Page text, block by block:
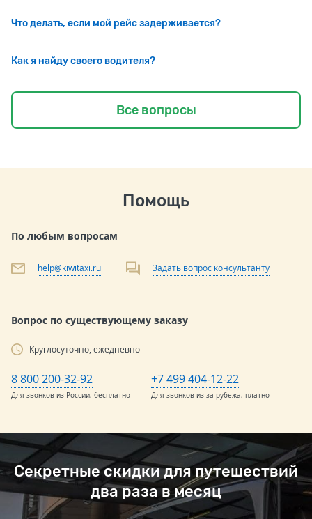
Что делать, если мой рейс задерживается?
Как я найду своего водителя?
Все вопросы
Помощь
По любым вопросам
help@kiwitaxi.ru Задать вопрос консультанту
Вопрос по существующему заказу
Круглосуточно, ежедневно
8 800 200-32-92
Для звонков из России, бесплатно
+7 499 404-12-22
Для звонков из-за рубежа, платно
Секретные скидки для путешествий
два раза в месяц